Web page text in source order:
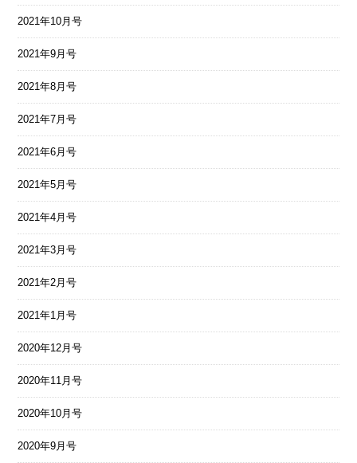
2021年10月号
2021年9月号
2021年8月号
2021年7月号
2021年6月号
2021年5月号
2021年4月号
2021年3月号
2021年2月号
2021年1月号
2020年12月号
2020年11月号
2020年10月号
2020年9月号